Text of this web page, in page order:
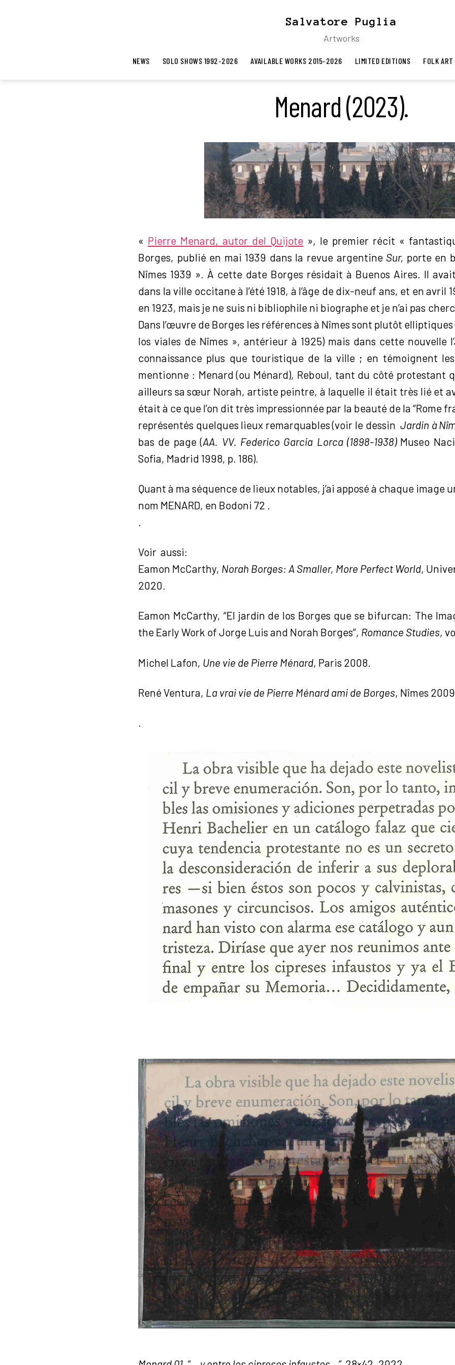
Salvatore Puglia
Artworks
NEWS SOLO SHOWS 1992-2026 AVAILABLE WORKS 2015-2026 LIMITED EDITIONS FOLK
Menard (2023).
« Pierre Menard, autor del Quijote », le premier récit «
Borges, publié en mai 1939 dans la revue argentine Sur, porte en
Nîmes 1939 ». À cette date Borges résidait à Buenos Aires. Il
dans la ville occitane à l’été 1918, à l’âge de dix-neuf ans, et en avril
en 1923, mais je ne suis ni bibliophile ni biographe et je n’ai pas
Dans l’œuvre de Borges les références à Nîmes sont plutôt elliptiques
los viales de Nîmes », antérieur à 1925) mais dans cette nouvelle
connaissance plus que touristique de la ville ; en témoignent les
mentionne : Menard (ou Ménard), Reboul, tant du côté protestant
ailleurs sa sœur Norah, artiste peintre, à laquelle il était très lié et
était à ce que l’on dit très impressionnée par la beauté de la “Rome
représentés quelques lieux remarquables (voir le dessin Jardin à
bas de page (AA. VV. Federico Garcia Lorca (1898-1938) Museo
Sofia, Madrid 1998, p. 186).
Quant à ma séquence de lieux notables, j’ai apposé à chaque image
nom MENARD, en Bodoni 72 .
Voir aussi:
Eamon McCarthy, Norah Borges: A Smaller, More Perfect World,
2020.
Eamon McCarthy, “El jardín de los Borges que se bifurcan: The
the Early Work of Jorge Luis and Norah Borges”, Romance Studies,
Michel Lafon, Une vie de Pierre Ménard, Paris 2008.
René Ventura, La vrai vie de Pierre Ménard ami de Borges, Nîmes
.